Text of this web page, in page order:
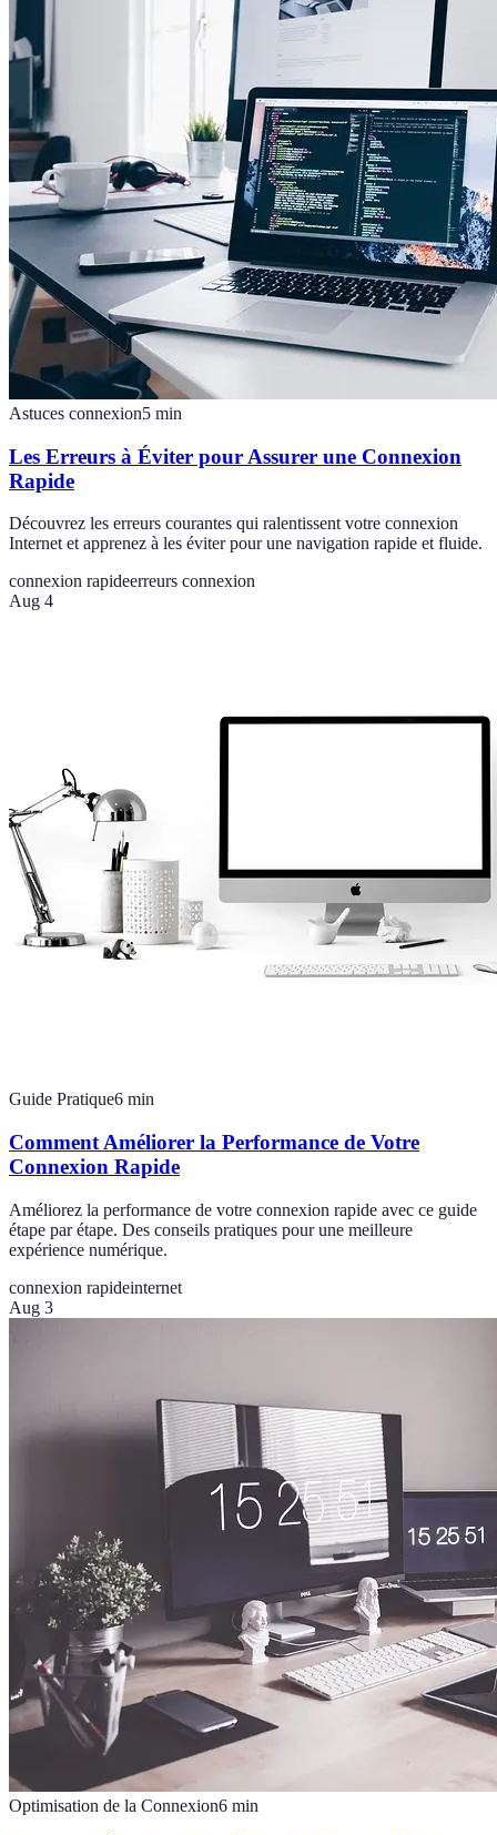
Astuces connexion5 min
Les Erreurs à Éviter pour Assurer une Connexion
Rapide
Découvrez les erreurs courantes qui ralentissent votre connexion
Internet et apprenez à les éviter pour une navigation rapide et fluide.
connexion rapideerreurs connexion
Aug 4
Guide Pratique6 min
Comment Améliorer la Performance de Votre
Connexion Rapide
Améliorez la performance de votre connexion rapide avec ce guide
étape par étape. Des conseils pratiques pour une meilleure
expérience numérique.
connexion rapideinternet
Aug 3
Optimisation de la Connexion6 min